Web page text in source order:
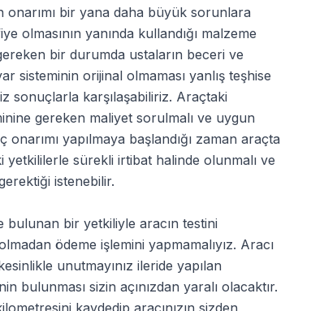
onarımı bir yana daha büyük sorunlara
olmasının yanında kullandığı malzeme
bir durumda ustaların beceri ve
sisteminin orijinal olmaması yanlış teşhise
sonuçlarla karşılaşabiliriz. Araçtaki
gereken maliyet sorulmalı ve uygun
yapılmaya başlandığı zaman araçta
sürekli irtibat halinde olunmalı ve
istenebilir.
bulunan bir yetkiliyle aracın testini
ödeme işlemini yapmamalıyız. Aracı
unutmayınız ileride yapılan
bulunması sizin açınızdan yaralı olacaktır.
kaydedip aracınızın sizden